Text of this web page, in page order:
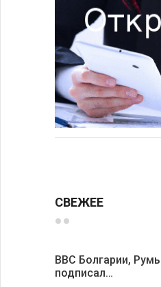
СВЕЖЕЕ
ВВС Болгарии,
подписал…